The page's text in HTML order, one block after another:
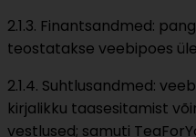
2.1.3. Finantsandmed:
teostatakse veebipoes
2.1.4. Suhtlusandmed:
kirjalikku taasesitamist
vestlused; samuti